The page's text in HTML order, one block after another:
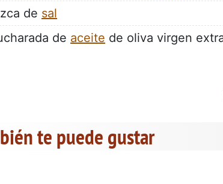
de sal
de aceite de oliva virgen
te puede gustar